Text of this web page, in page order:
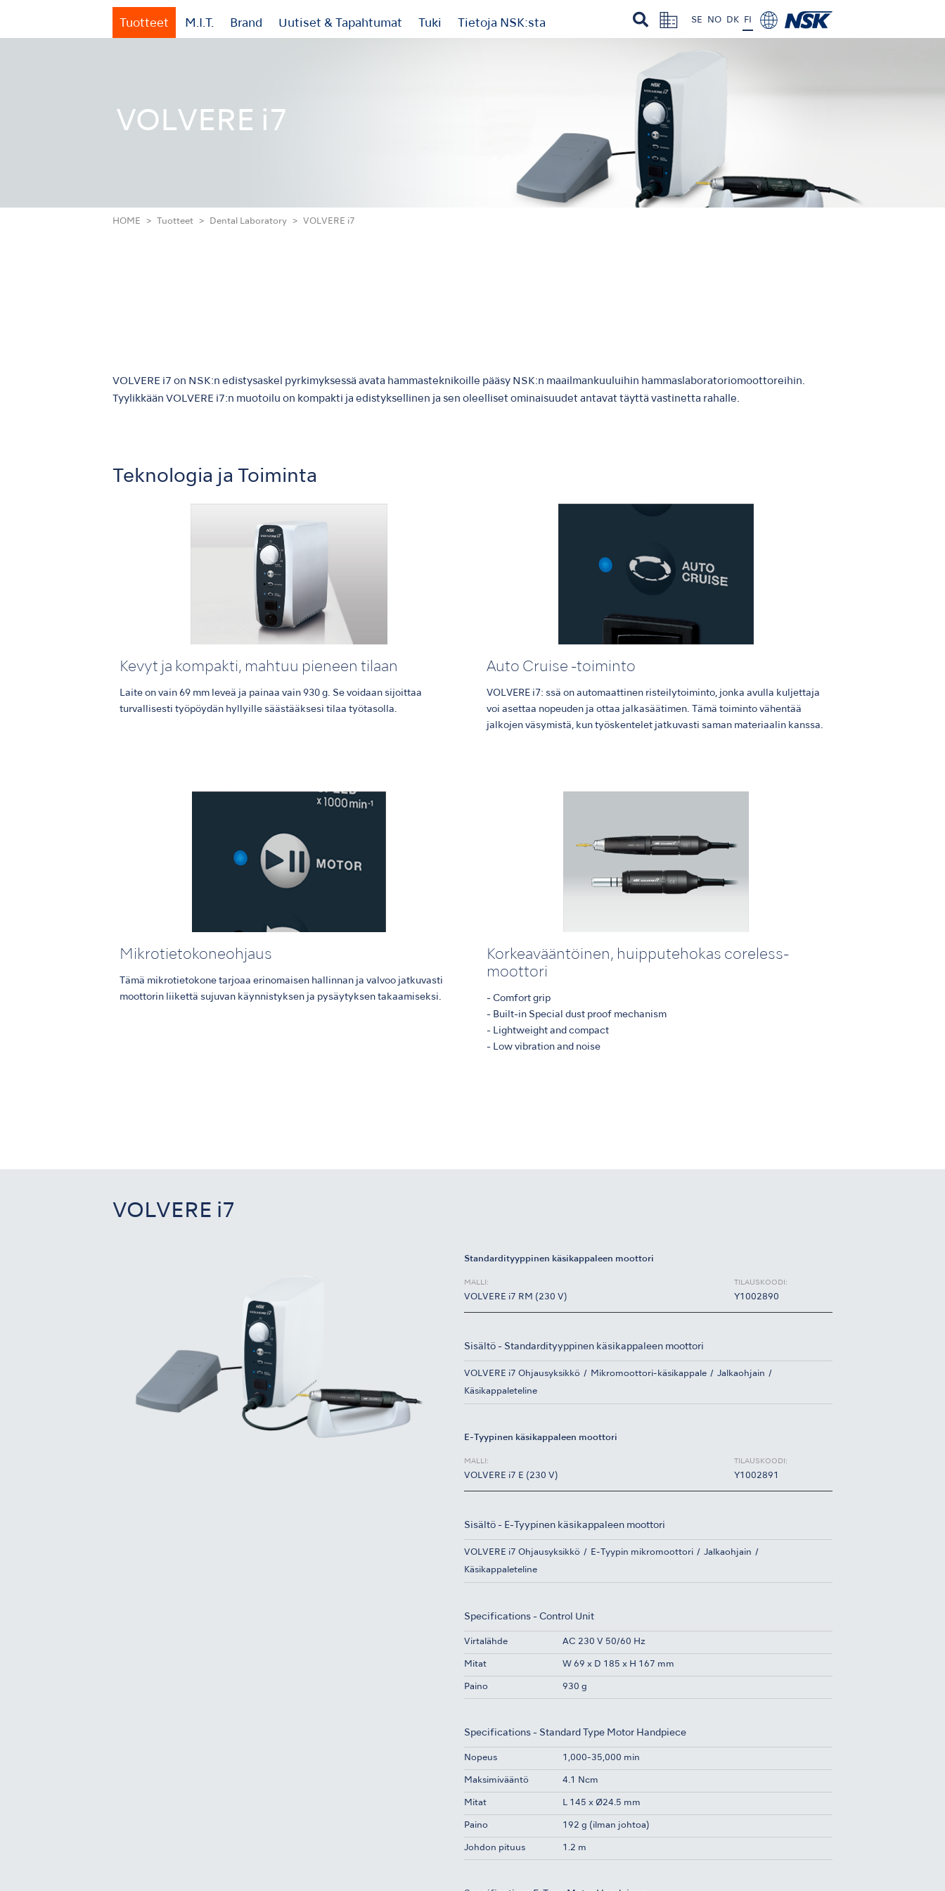
Tuotteet M.I.T. Brand Uutiset & Tapahtumat Tuki Tietoja NSK:sta SE NO DK FI
VOLVERE i7
HOME Tuotteet Dental Laboratory VOLVERE i7
VOLVERE i7 on NSK:n edistysaskel pyrkimyksessä avata hammasteknikoille pääsy NSK:n maailmankuuluihin hammaslaboratoriomoottoreihin.
Tyylikkään VOLVERE i7:n muotoilu on kompakti ja edistyksellinen ja sen oleelliset ominaisuudet antavat täyttä vastinetta rahalle.
Teknologia ja Toiminta
Kevyt ja kompakti, mahtuu pieneen tilaan
Laite on vain 69 mm leveä ja painaa vain 930 g. Se voidaan sijoittaa
turvallisesti työpöydän hyllyille säästääksesi tilaa työtasolla.
Auto Cruise -toiminto
VOLVERE i7: ssä on automaattinen risteilytoiminto, jonka avulla kuljettaja
voi asettaa nopeuden ja ottaa jalkasäätimen. Tämä toiminto vähentää
jalkojen väsymistä, kun työskentelet jatkuvasti saman materiaalin kanssa.
Mikrotietokoneohjaus
Tämä mikrotietokone tarjoaa erinomaisen hallinnan ja valvoo jatkuvasti
moottorin liikettä sujuvan käynnistyksen ja pysäytyksen takaamiseksi.
Korkeavääntöinen, huipputehokas coreless-
moottori
- Comfort grip
- Built-in Special dust proof mechanism
- Lightweight and compact
- Low vibration and noise
VOLVERE i7
Standardityyppinen käsikappaleen moottori
MALLI:
VOLVERE i7 RM (230 V)
TILAUSKOODI:
Y1002890
Sisältö - Standardityyppinen käsikappaleen moottori
VOLVERE i7 Ohjausyksikkö Mikromoottori-käsikappale Jalkaohjain
Käsikappaleteline
E-Tyypinen käsikappaleen moottori
MALLI:
VOLVERE i7 E (230 V)
TILAUSKOODI:
Y1002891
Sisältö - E-Tyypinen käsikappaleen moottori
VOLVERE i7 Ohjausyksikkö E-Tyypin mikromoottori Jalkaohjain
Käsikappaleteline
Specifications - Control Unit
Virtalähde AC 230 V 50/60 Hz
Mitat W 69 x D 185 x H 167 mm
Paino 930 g
Specifications - Standard Type Motor Handpiece
Nopeus 1,000-35,000 min
Maksimivääntö 4.1 Ncm
Mitat L 145 x Ø24.5 mm
Paino 192 g (ilman johtoa)
Johdon pituus 1.2 m